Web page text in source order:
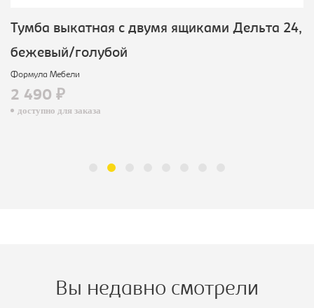
Тумба выкатная с двумя ящиками Дельта 24,
бежевый/голубой
Формула Мебели
2 490 ₽
доступно для заказа
Вы недавно смотрели